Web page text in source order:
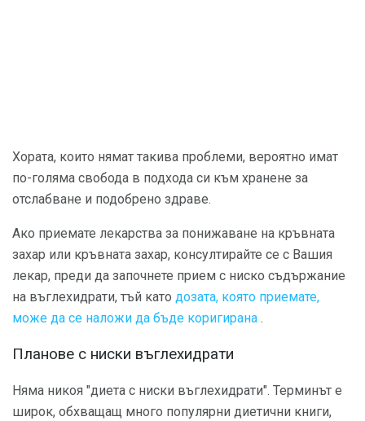
Хората, които нямат такива проблеми, вероятно имат
по-голяма свобода в подхода си към хранене за
отслабване и подобрено здраве.
Ако приемате лекарства за понижаване на кръвната
захар или кръвната захар, консултирайте се с Вашия
лекар, преди да започнете прием с ниско съдържание
на въглехидрати, тъй като дозата, която приемате,
може да се наложи да бъде коригирана .
Планове с ниски въглехидрати
Няма никоя "диета с ниски въглехидрати". Терминът е
широк, обхващащ много популярни диетични книги,